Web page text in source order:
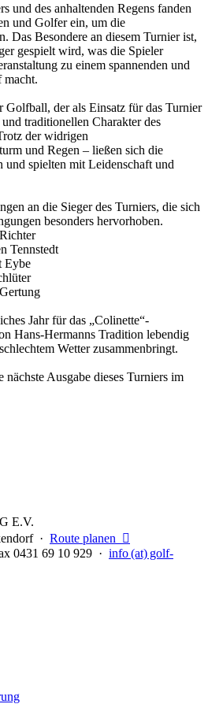
und des anhaltenden Regens fanden
und Golfer ein, um die
Das Besondere an diesem Turnier ist,
gespielt wird, was die Spieler
zu einem spannenden und
macht.
Golfball, der als Einsatz für das Turnier
traditionellen Charakter des
der widrigen
und Regen – ließen sich die
und spielten mit Leidenschaft und
an die Sieger des Turniers, die sich
besonders hervorhoben.
Jahr für das „Colinette“-
Hans-Hermanns Tradition lebendig
Wetter zusammenbringt.
Ausgabe dieses Turniers im
E.V.
· Route planen

0431 69 10 929 · info (at) golf-